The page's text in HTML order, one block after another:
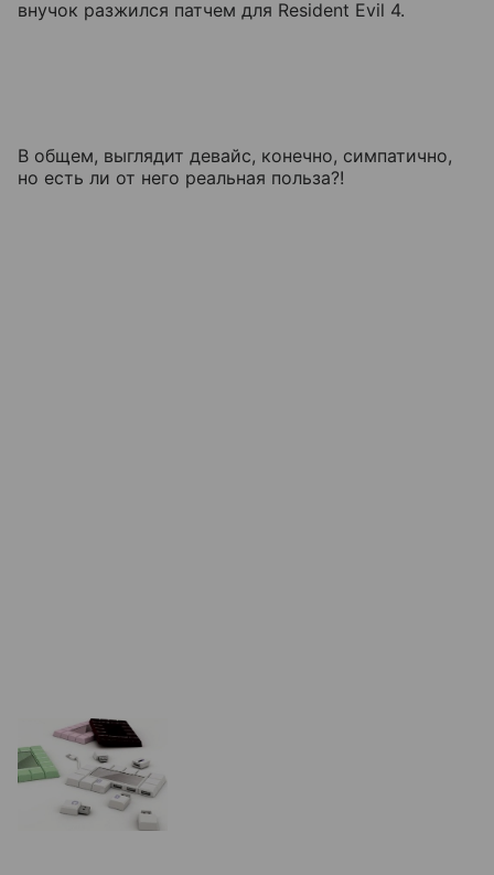
внучок разжился патчем для Resident Evil 4.
В общем, выглядит девайс, конечно, симпатично,
но есть ли от него реальная польза?!